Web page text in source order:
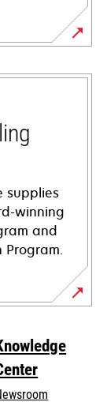
supplies
winning
and
Program.